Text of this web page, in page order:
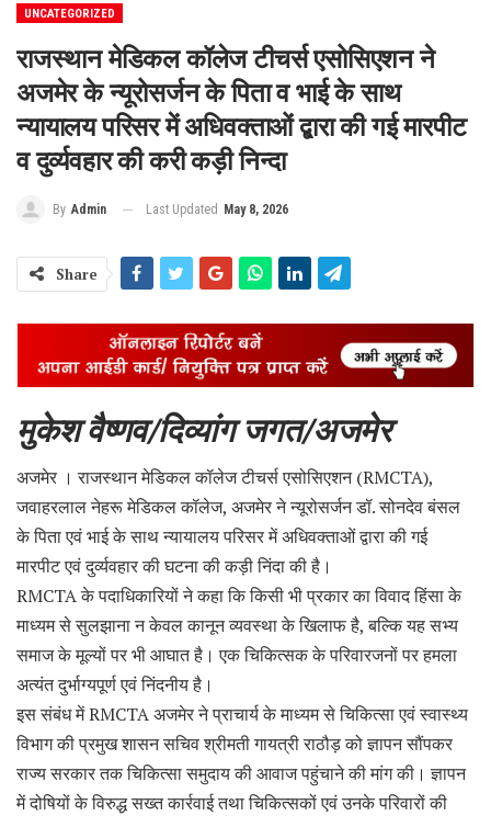
UNCATEGORIZED
राजस्थान मेडिकल कॉलेज टीचर्स एसोसिएशन ने
अजमेर के न्यूरोसर्जन के पिता व भाई के साथ
न्यायालय परिसर में अधिवक्ताओं द्बारा की गई मारपीट
व दुर्व्यवहार की करी कड़ी निन्दा
By Admin Last Updated May 8, 2026
Share
मुकेश वैष्णव/दिव्यांग जगत/अजमेर
अजमेर । राजस्थान मेडिकल कॉलेज टीचर्स एसोसिएशन (RMCTA),
जवाहरलाल नेहरू मेडिकल कॉलेज, अजमेर ने न्यूरोसर्जन डॉ. सोनदेव बंसल
के पिता एवं भाई के साथ न्यायालय परिसर में अधिवक्ताओं द्वारा की गई
मारपीट एवं दुर्व्यवहार की घटना की कड़ी निंदा की है।
RMCTA के पदाधिकारियों ने कहा कि किसी भी प्रकार का विवाद हिंसा के
माध्यम से सुलझाना न केवल कानून व्यवस्था के खिलाफ है, बल्कि यह सभ्य
समाज के मूल्यों पर भी आघात है। एक चिकित्सक के परिवारजनों पर हमला
अत्यंत दुर्भाग्यपूर्ण एवं निंदनीय है।
इस संबंध में RMCTA अजमेर ने प्राचार्य के माध्यम से चिकित्सा एवं स्वास्थ्य
विभाग की प्रमुख शासन सचिव श्रीमती गायत्री राठौड़ को ज्ञापन सौंपकर
राज्य सरकार तक चिकित्सा समुदाय की आवाज पहुंचाने की मांग की। ज्ञापन
में दोषियों के विरुद्ध सख्त कार्रवाई तथा चिकित्सकों एवं उनके परिवारों की